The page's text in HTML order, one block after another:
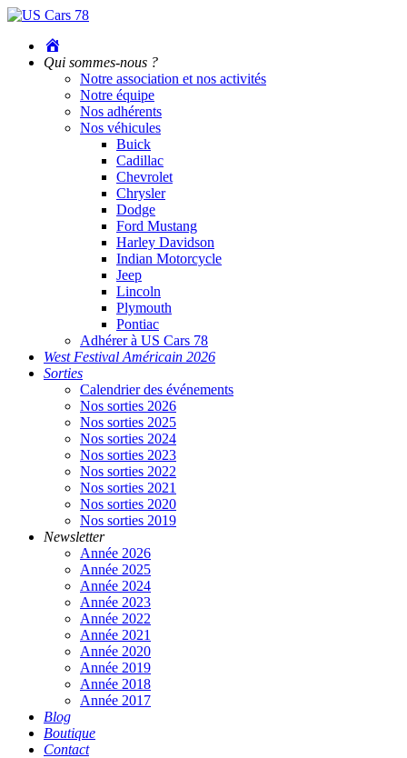
Qui sommes-nous ?
Notre association et nos activités
Notre équipe
Nos adhérents
Nos véhicules
Buick
Cadillac
Chevrolet
Chrysler
Dodge
Ford Mustang
Harley Davidson
Indian Motorcycle
Jeep
Lincoln
Plymouth
Pontiac
Adhérer à US Cars 78
West Festival Américain 2026
Sorties
Calendrier des événements
Nos sorties 2026
Nos sorties 2025
Nos sorties 2024
Nos sorties 2023
Nos sorties 2022
Nos sorties 2021
Nos sorties 2020
Nos sorties 2019
Newsletter
Année 2026
Année 2025
Année 2024
Année 2023
Année 2022
Année 2021
Année 2020
Année 2019
Année 2018
Année 2017
Blog
Boutique
Contact